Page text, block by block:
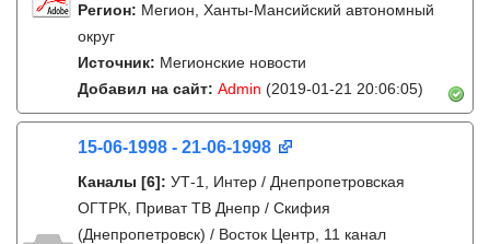
Регион: Мегион, Ханты-Мансийский автономный
округ
Источник: Мегионские новости
Добавил на сайт: Admin (2019-01-21 20:06:05)
15-06-1998 - 21-06-1998
Каналы [6]: УТ-1, Интер / Днепропетровская
ОГТРК, Приват ТВ Днепр / Скифия
(Днепропетровск) / Восток Центр, 11 канал